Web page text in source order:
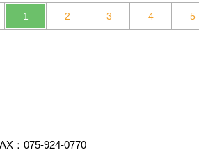
1 2 3 4 5
：075-924-0770